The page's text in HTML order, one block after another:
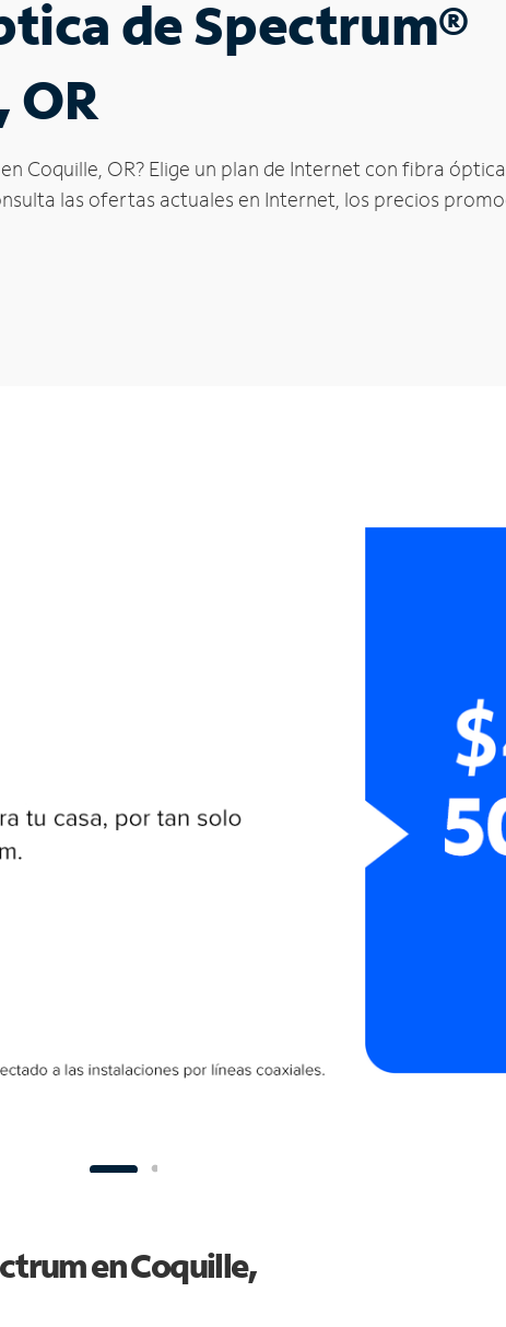
de Spectrum®
OR
Coquille, OR? Elige un plan de Internet con fibra
las ofertas actuales en Internet, los precios
en Coquille,